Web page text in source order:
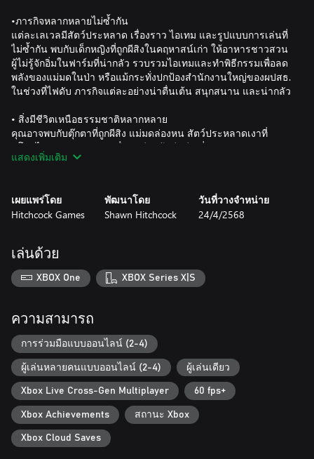
•ภารกิจหลากหลายไม่ซ้ำกัน
แต่ละเลเวลมีสัตว์ประหลาด เรื่องราว ไอเทม และรูปแบบการเล่นที่
ไม่ซ้ำกัน พบกับเด็กหญิงที่ถูกผีสิงในคฤหาสน์เก่า ให้อาหารชาวสวน
ผู้ไม่รู้จักอิ่มในฟาร์มที่น่ากลัว รวบรวมไอเทมและทำพิธีกรรมเพื่อลด
พลังของแม่มดในป่า หรือแม้กระทั่งปกป้องสำนักงานใหญ่ของผปสธ.
ในช่วงที่ไฟดับ ภารกิจแต่ละอย่างน่าตื่นเต้น สนุกสนาน และน่ากลัว
• สิ่งมีชีวิตเหนือธรรมชาติหลากหลาย
คุณอาจพบกับตุ๊กตาที่ถูกผีสิง แม่มดล่องหน สัตว์ประหลาดเงาที่
ขโมยไอเทมของคุณ และอื่นๆ เรียนรู้วิธีหลีกเลี่ยง ปลอบขวัญ ลด
พลัง และจับสิ่งมีชีวิตเหนือธรรมชาติ แล้วนำกลับมาที่ผปสธ. จำกัด
• โหมดเล่นคนเดียวและโหมดร่วมเล่นออนไลน์
ลุยเดี่ยวเพื่อเผชิญหน้ากับสิ่งเหนือธรรมชาติโดยลำพัง หรือร่วมเล่น
• คุณกล้าพอไหม?
เกมปลอบขวัญสร้างมาเพื่อกระตุ้นอะดรีนาลีนของคุณ สภาพ
แวดล้อมนั้นน่ากลัวและไม่น่าไว้วางใจ สิ่งมีชีวิตเหล่านี้เดินเร่ร่อน
สัตว์ประหลาดบางตัวอาจไม่โจมตี บางตัวคุณได้ยินแค่เสียง และ
กลายเป็นสิ่งเหนือธรรมชาติ!
เริ่มช่วยเหลือผปสธ. จำกัด วันนี้!
แสดงเพิ่มเติม
เผยแพร่โดย
Hitchcock Games
พัฒนาโดย
Shawn Hitchcock
วันที่วางจำหน่าย
24/4/2568
เล่นด้วย
XBOX One XBOX Series X|S
ความสามารถ
การร่วมมือแบบออนไลน์ (2-4)
ผู้เล่นหลายคนแบบออนไลน์ (2-4) ผู้เล่นเดียว
Xbox Live Cross-Gen Multiplayer 60 fps+
Xbox Achievements สถานะ Xbox
Xbox Cloud Saves